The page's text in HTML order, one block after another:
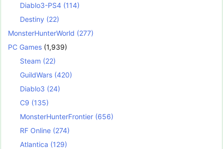
Diablo3-PS4 (114)
Destiny (22)
MonsterHunterWorld (277)
PC Games (1,939)
Steam (22)
GuildWars (420)
Diablo3 (24)
C9 (135)
MonsterHunterFrontier (656)
RF Online (274)
Atlantica (129)